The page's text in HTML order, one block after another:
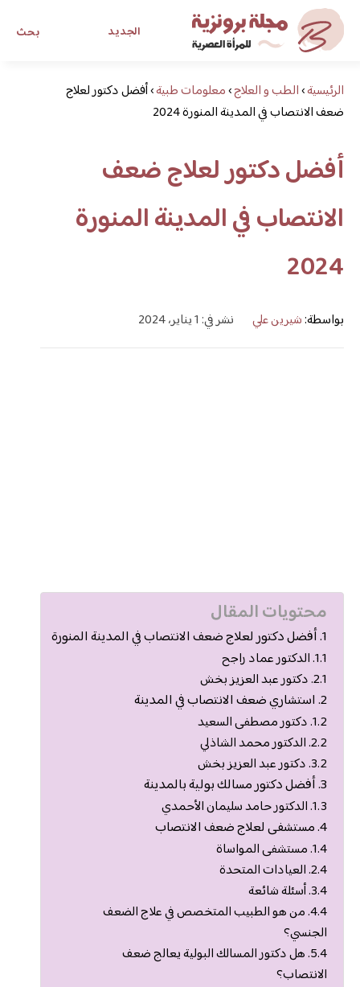
بحث الجديد
مجلة برونزية للفتاة العصريةالرئيسية›الطب و العلاج›معلومات طبية›أفضل دكتور لعلاج
ضعف الانتصاب في المدينة المنورة 2024
أفضل دكتور لعلاج ضعف
الانتصاب في المدينة المنورة
2024
بواسطة:شيرين علي نشر في: 1 يناير، 2024
محتويات المقال
أفضل دكتور لعلاج ضعف الانتصاب في المدينة المنورة
الدكتور عماد راجح
دكتور عبد العزيز بخش
استشاري ضعف الانتصاب في المدينة
دكتور مصطفى السعيد
الدكتور محمد الشاذلي
دكتور عبد العزيز بخش
أفضل دكتور مسالك بولية بالمدينة
الدكتور حامد سليمان الأحمدي
مستشفى لعلاج ضعف الانتصاب
مستشفى المواساة
العيادات المتحدة
أسئلة شائعة
من هو الطبيب المتخصص في علاج الضعف
الجنسي؟
هل دكتور المسالك البولية يعالج ضعف
الانتصاب؟